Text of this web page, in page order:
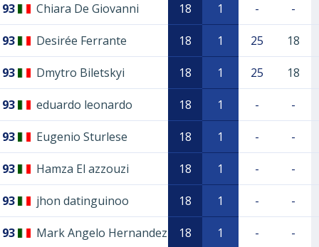
93 Chiara De Giovanni 18 1 - -
93 Desirée Ferrante 18 1 25 18
93 Dmytro Biletskyi 18 1 25 18
93 eduardo leonardo 18 1 - -
93 Eugenio Sturlese 18 1 - -
93 Hamza El azzouzi 18 1 - -
93 jhon datinguinoo 18 1 - -
93 Mark Angelo Hernandez 18 1 - -